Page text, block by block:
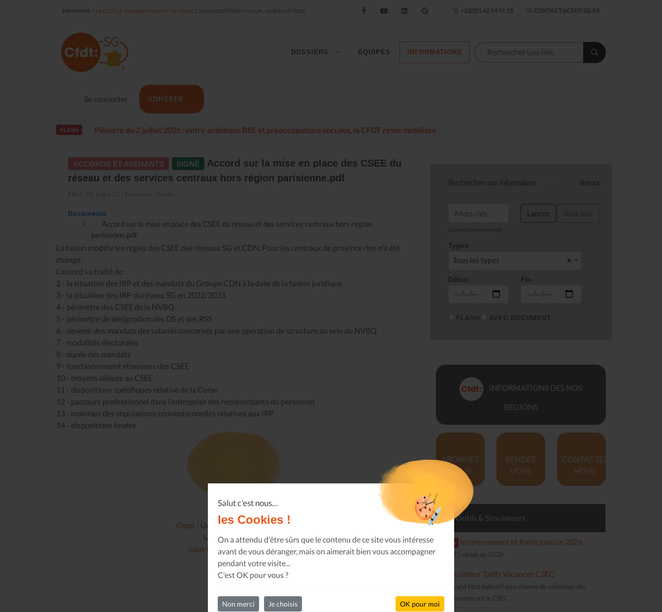
Salut c'est nous...
les Cookies !
On a attendu d'être sûrs que le contenu de ce site vous intéresse
avant de vous déranger, mais on aimerait bien vous accompagner
pendant votre visite...
C'est OK pour vous ?
Non merci Je choisis OK pour moi
BIENVENUE À LA CFDT, LE PREMIER SYNDICAT DE FRANCE S'ENGAGER POUR CHACUN - AGIR POUR TOUS FacebookYouTube LinkedIn Google Établissement
+33(0)1 42 14 41 18 CONTACT@CFDT-SG.FR
Se connecter ADHÉRER
DOSSIERS ÉQUIPES INFORMATIONS
FLASH Plénière du 2 juillet 2026 : entre ambitions RSE et préoccupations sociales, la CFDT reste mobilisée
ACCORDS ET AVENANTS SIGNÉ
Accord sur la mise en place des CSEE du
réseau et des services centraux hors région parisienne.pdf
Documents
Accord sur la mise en place des CSEE du réseau et des services centraux hors région
parisienne.pdf
La fusion modifie les règles des CSEE des réseaux SG et CDN. Pour les centraux de province rien n'a été
changé.
L'accord va traité de :
2 - la situation des IRP et des mandats du Groupe CDN à la date de la fusion juridique
3 - la situation des IRP duréseau SG en 2022/2023
4 - périmètre des CSEE de la NVBQ
5 - périmètre de désignation des DS et des RSS
6 - devenir des mandats des salariés concernés par une opération de structure au sein de NVBQ
7 - modalités électorales
8 - durée des mandats
9 - fonctionnement etmoyens des CSEE
10 - moyens alloués au CSEE
11 - dispositions spécifiques relative de la Corse
12 - parcours professionnel dans l'entreprise des représentants du personnel
13 - maintien des stipulations conventionnelles relatives aux IRP
14 - dispositions finales
Oops ! Un problème sur le partage !
Un petit geste pour
nous faire tous réapparaître.
Rechercher une information Retour
Lancer
Types
×
Tous les types
Début Fin
FLASH AVEC DOCUMENT
INFORMATIONS DES NOS
RÉGIONS
ABONNEZ
VOUS
RENDEZ
VOUS
CONTACTEZ
NOUS
Outils & Simulateurs
new Intéressement et Participation 2026
2025 versés en 2026
Simulateur Tarifs Vacances CSEC
Calcul à titre indicatif sous réserve de validation des
documents par le CSEC